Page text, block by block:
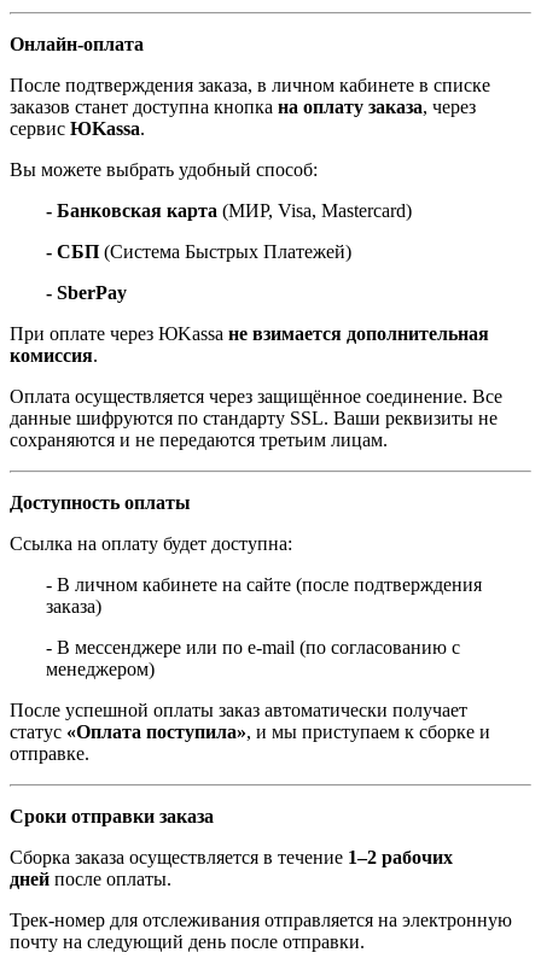
Онлайн-оплата
После подтверждения заказа, в личном кабинете в списке
заказов станет доступна кнопка на оплату заказа, через
сервис ЮKassa.
Вы можете выбрать удобный способ:
- Банковская карта (МИР, Visa, Mastercard)
- СБП (Система Быстрых Платежей)
- SberPay
При оплате через ЮKassa не взимается дополнительная
комиссия.
Оплата осуществляется через защищённое соединение. Все
данные шифруются по стандарту SSL. Ваши реквизиты не
сохраняются и не передаются третьим лицам.
Доступность оплаты
Ссылка на оплату будет доступна:
- В личном кабинете на сайте (после подтверждения
заказа)
- В мессенджере или по e-mail (по согласованию с
менеджером)
После успешной оплаты заказ автоматически получает
статус «Оплата поступила», и мы приступаем к сборке и
отправке.
Сроки отправки заказа
Сборка заказа осуществляется в течение 1–2 рабочих
дней после оплаты.
Трек-номер для отслеживания отправляется на электронную
почту на следующий день после отправки.